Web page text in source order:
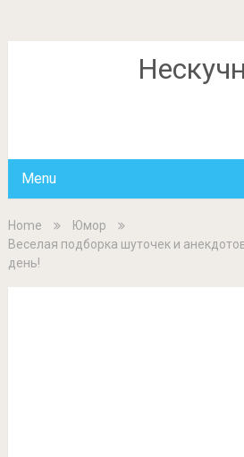
Menu
Home
Юмор
Веселая подборка шуточек и
день!